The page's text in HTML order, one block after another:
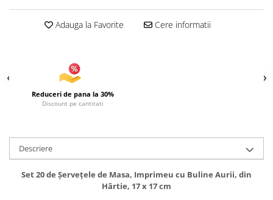
Adauga la Favorite Cere informatii
Reduceri de pana la 30%
Discount pe cantitati
Descriere
Set 20 de Șervețele de Masa, Imprimeu cu Buline Aurii, din
Hârtie, 17 x 17 cm